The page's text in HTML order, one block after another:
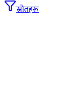
स्रोतहरू